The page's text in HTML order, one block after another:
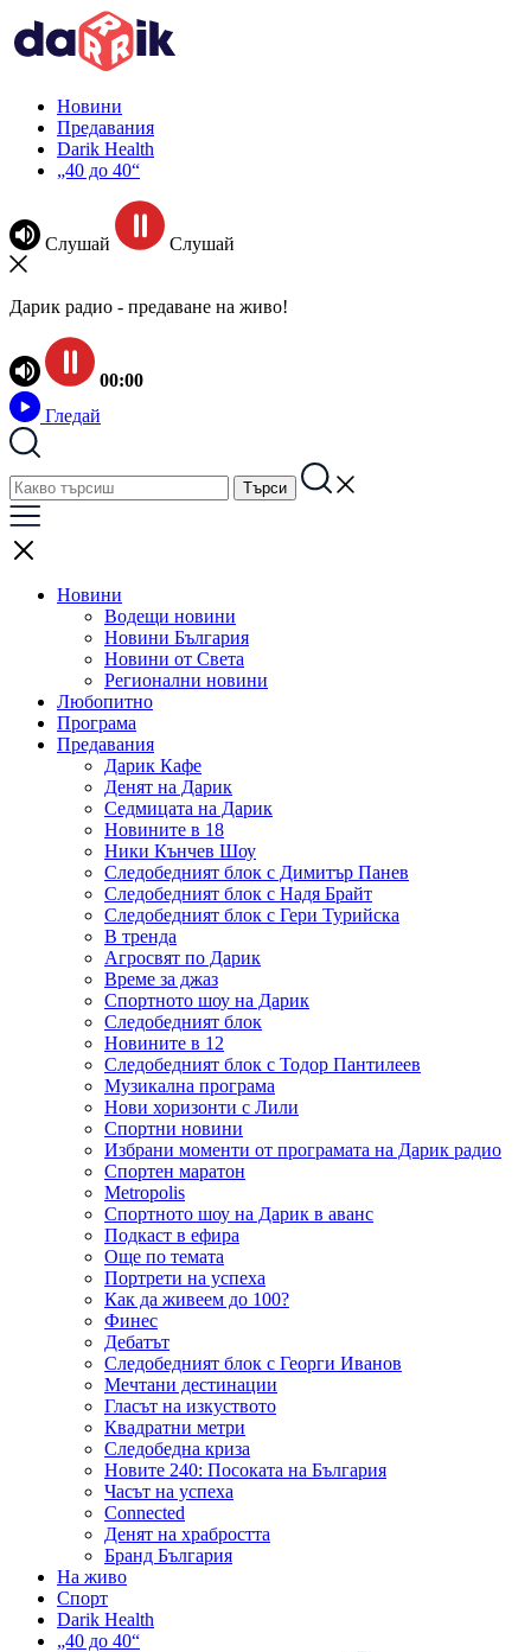
Новини
Предавания
Darik Health
„40 до 40“
Слушай Слушай
Дарик радио - предаване на живо!
00:00
Гледай
Новини
Водещи новини
Новини България
Новини от Света
Регионални новини
Любопитно
Програма
Предавания
Дарик Кафе
Денят на Дарик
Седмицата на Дарик
Новините в 18
Ники Кънчев Шоу
Следобедният блок с Димитър Панев
Следобедният блок с Надя Брайт
Следобедният блок с Гери Турийска
В тренда
Агросвят по Дарик
Време за джаз
Спортното шоу на Дарик
Следобедният блок
Новините в 12
Следобедният блок с Тодор Пантилеев
Музикална програма
Нови хоризонти с Лили
Спортни новини
Избрани моменти от програмата на Дарик радио
Спортен маратон
Metropolis
Спортното шоу на Дарик в аванс
Подкаст в ефира
Още по темата
Портрети на успеха
Как да живеем до 100?
Финес
Дебатът
Следобедният блок с Георги Иванов
Мечтани дестинации
Гласът на изкуството
Квадратни метри
Следобедна криза
Новите 240: Посоката на България
Часът на успеха
Connected
Денят на храбростта
Бранд България
На живо
Спорт
Darik Health
„40 до 40“